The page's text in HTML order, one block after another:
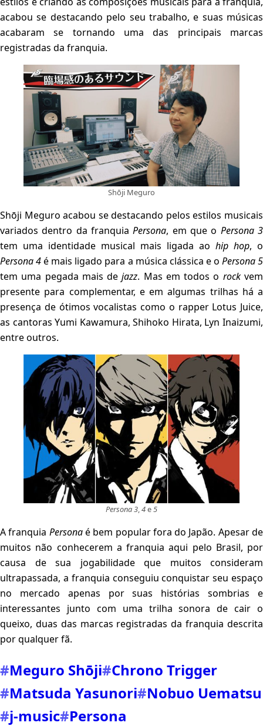
acabou se destacando pelo seu trabalho, e suas músicas
acabaram se tornando uma das principais marcas
registradas da franquia.
Shōji Meguro
Shōji Meguro acabou se destacando pelos estilos musicais
variados dentro da franquiaPersona, em que o Persona 3
tem uma identidade musical mais ligada ao hip hop, o
Persona 4é mais ligado para a música clássica e o Persona 5
tem uma pegada mais dejazz. Mas em todos o rockvem
presente para complementar, e em algumas trilhas há a
presença de ótimos vocalistas como o rapper Lotus Juice,
as cantoras Yumi Kawamura, Shihoko Hirata, Lyn Inaizumi,
entre outros.
Persona 3,4e5
A franquia Personaé bem popular fora do Japão. Apesar de
muitos não conhecerem a franquia aqui pelo Brasil, por
causa de sua jogabilidade que muitos consideram
ultrapassada, a franquia conseguiu conquistar seu espaço
no mercado apenas por suas histórias sombrias e
interessantes junto com uma trilha sonora de cair o
queixo, duas das marcas registradas da franquia descrita
por qualquer fã.
#Meguro Shōji#Chrono Trigger
#Matsuda Yasunori#Nobuo Uematsu
#j-music#Persona